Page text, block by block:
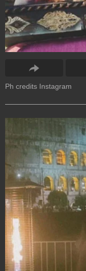
Ph credits Instagram